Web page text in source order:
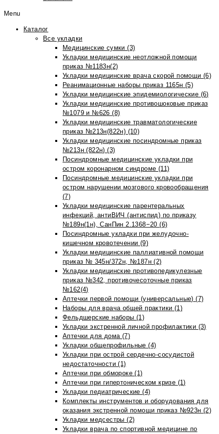
Menu
Каталог
Все укладки
Медицинские сумки (3)
Укладки медицинские неотложной помощи
приказ №1183н(2)
Укладки медицинские врача скорой помощи (6)
Реанимационные наборы приказ 1165н (5)
Укладки медицинские эпидемиологические (6)
Укладки медицинские противошоковые приказ
№1079 и №626 (8)
Укладки медицинские травматологические
приказ №213н(822н) (10)
Укладки медицинские посиндромные приказ
№213н (822н) (3)
Посиндромные медицинские укладки при
остром коронарном синдроме (11)
Посиндромные медицинские укладки при
остром нарушении мозгового кровообращения
(7)
Укладки медицинские парентеральных
инфекций, антиВИЧ (антиспид) по приказу
№189н(1н), СанПин 2.1368−20 (6)
Посиндромные укладки при желудочно-
кишечном кровотечении (9)
Укладки медицинские паллиативной помощи
приказ № 345н/372н, №187н (2)
Укладки медицинские противопедикулезные
приказ №342, противочесоточные приказ
№162(4)
Аптечки первой помощи (универсальные) (7)
Наборы для врача общей практики (1)
Фельдшерские наборы (1)
Укладки экстренной личной профилактики (3)
Аптечки для дома (7)
Укладки общепрофильные (4)
Укладки при острой сердечно-сосудистой
недостаточности (1)
Аптечки при обмороке (1)
Аптечки при гипертоническом кризе (1)
Укладки педиатрические (4)
Комплекты инструментов и оборудования для
оказания экстренной помощи приказ №923н (2)
Укладки медсестры (2)
Укладки врача по спортивной медицине по